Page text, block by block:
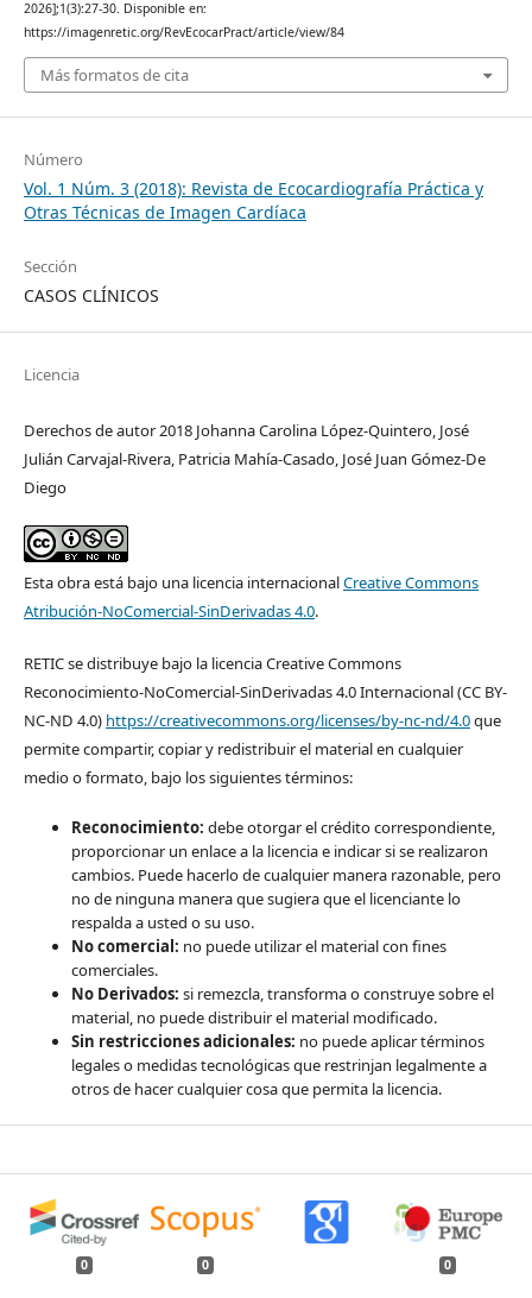
2026];1(3):27-30. Disponible en:
https://imagenretic.org/RevEcocarPract/article/view/84
Más formatos de cita
Número
Vol. 1 Núm. 3 (2018): Revista de Ecocardiografía Práctica y
Otras Técnicas de Imagen Cardíaca
Sección
CASOS CLÍNICOS
Licencia
Derechos de autor 2018 Johanna Carolina López-Quintero, José
Julián Carvajal-Rivera, Patricia Mahía-Casado, José Juan Gómez-De
Diego
Esta obra está bajo una licencia internacionalCreative Commons
Atribución-NoComercial-SinDerivadas 4.0.
RETIC se distribuye bajo la licencia Creative Commons
Reconocimiento-NoComercial-SinDerivadas 4.0 Internacional (CC BY-
NC-ND 4.0) https://creativecommons.org/licenses/by-nc-nd/4.0que
permite compartir, copiar y redistribuir el material en cualquier
medio o formato, bajo los siguientes términos:
Reconocimiento: debe otorgar el crédito correspondiente,
proporcionar un enlace a la licencia e indicar si se realizaron
cambios. Puede hacerlo de cualquier manera razonable, pero
no de ninguna manera que sugiera que el licenciante lo
respalda a usted o su uso.
No comercial: no puede utilizar el material con fines
comerciales.
No Derivados: si remezcla, transforma o construye sobre el
material, no puede distribuir el material modificado.
Sin restricciones adicionales: no puede aplicar términos
legales o medidas tecnológicas que restrinjan legalmente a
otros de hacer cualquier cosa que permita la licencia.
0 0 0